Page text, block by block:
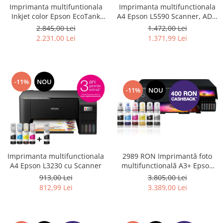
Imprimanta multifuntionala
Inkjet color Epson EcoTank
L6490, Wi-Fi, ADF, funcții de
imprimare față-verso, scanare
și copiere, Fax
2.845,00 Lei
2.231,00 Lei
Imprimanta multifunctionala
A4 Epson L5590 Scanner, ADF,
USB, Wifi, Fax #
1.472,00 Lei
1.371,99 Lei
-11% NOU
Imprimanta multifunctionala
A4 Epson L3230 cu Scanner
913,00 Lei
812,99 Lei
-11% NOU
2989 RON Imprimantă foto
multifunctională A3+ Epson
L8180 cu 6 culori și WiFi
3.805,00 Lei
3.389,00 Lei